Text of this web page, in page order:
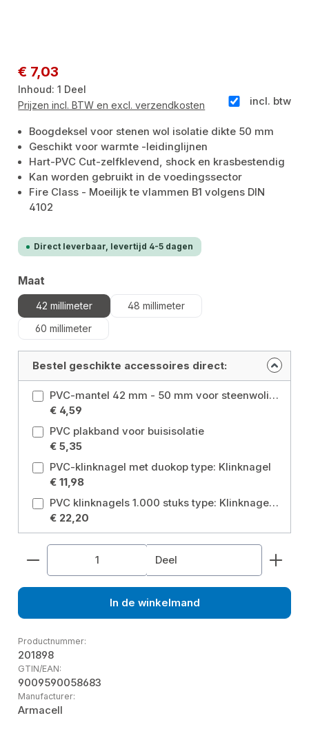
Normale prijs:
€ 7,03
Inhoud:1 Deel
incl. btw
Prijzen incl. BTW en excl. verzendkosten
Boogdeksel voor stenen wol isolatie dikte 50 mm
Geschikt voor warmte -leidinglijnen
Hart-PVC Cut-zelfklevend, shock en krasbestendig
Kan worden gebruikt in de voedingssector
Fire Class - Moeilijk te vlammen B1 volgens DIN
4102
Direct leverbaar, levertijd 4-5 dagen
Selecteer
Maat
42 millimeter
48 millimeter
60 millimeter
Bestel geschikte accessoires direct:
PVC-mantel 42 mm - 50 mm voor steenwolisolatie Maat: 42 millimeter
€ 4,59
PVC plakband voor buisisolatie
€ 5,35
PVC-klinknagel met duokop type: Klinknagel
€ 11,98
PVC klinknagels 1.000 stuks type: Klinknagels 1000 pc's van PVC
€ 22,20
Producthoeveelheid: Voer de gewenste
Deel
In de winkelmand
Productnummer:
201898
GTIN/EAN:
9009590058683
Manufacturer:
Armacell